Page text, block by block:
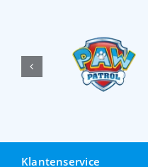
Klantenservice